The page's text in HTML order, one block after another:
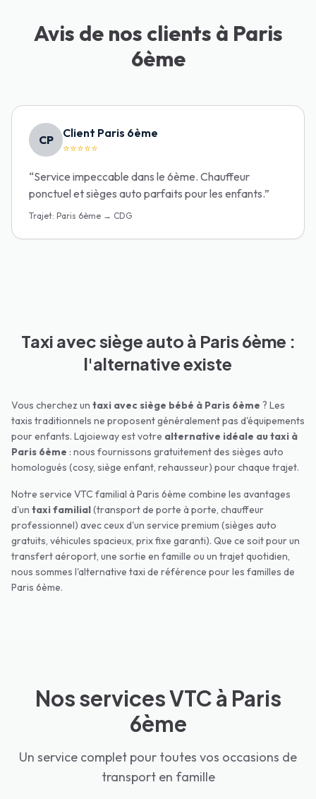
Avis de nos clients à Paris
6ème
CP Client Paris 6ème
⭐⭐⭐⭐⭐
“Service impeccable dans le 6ème. Chauffeur
ponctuel et sièges auto parfaits pour les enfants.”
Trajet: Paris 6ème → CDG
Taxi avec siège auto à Paris 6ème :
l'alternative existe
Vous cherchez un taxi avec siège bébé à Paris 6ème ? Les
taxis traditionnels ne proposent généralement pas d'équipements
pour enfants. Lajoieway est votre alternative idéale au taxi à
Paris 6ème : nous fournissons gratuitement des sièges auto
homologués (cosy, siège enfant, rehausseur) pour chaque trajet.
Notre service VTC familial à Paris 6ème combine les avantages
d'un taxi familial(transport de porte à porte, chauffeur
professionnel) avec ceux d'un service premium (sièges auto
gratuits, véhicules spacieux, prix fixe garanti). Que ce soit pour un
transfert aéroport, une sortie en famille ou un trajet quotidien,
nous sommes l'alternative taxi de référence pour les familles de
Paris 6ème.
Nos services VTC à Paris
6ème
Un service complet pour toutes vos occasions de
transport en famille